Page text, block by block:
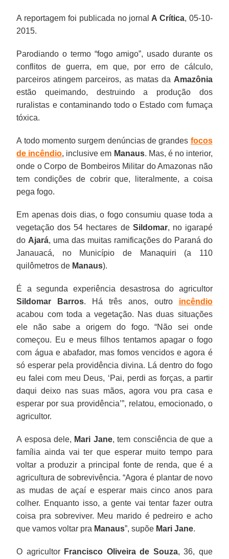
A reportagem foi publicada no jornal A Crítica, 05-10-
2015.
Parodiando o termo “fogo amigo”, usado durante os
conflitos de guerra, em que, por erro de cálculo,
parceiros atingem parceiros, as matas da Amazônia
estão queimando, destruindo a produção dos
ruralistas e contaminando todo o Estado com fumaça
tóxica.
A todo momento surgem denúncias de grandes focos
de incêndio, inclusive em Manaus. Mas, é no interior,
onde o Corpo de Bombeiros Militar do Amazonas não
tem condições de cobrir que, literalmente, a coisa
pega fogo.
Em apenas dois dias, o fogo consumiu quase toda a
vegetação dos 54 hectares de Sildomar, no igarapé
do Ajará, uma das muitas ramificações do Paraná do
Janauacá, no Município de Manaquiri (a 110
quilômetros de Manaus).
É a segunda experiência desastrosa do agricultor
Sildomar Barros. Há três anos, outro incêndio
acabou com toda a vegetação. Nas duas situações
ele não sabe a origem do fogo. “Não sei onde
começou. Eu e meus filhos tentamos apagar o fogo
com água e abafador, mas fomos vencidos e agora é
só esperar pela providência divina. Lá dentro do fogo
eu falei com meu Deus, ‘Pai, perdi as forças, a partir
daqui deixo nas suas mãos, agora vou pra casa e
esperar por sua providência’”, relatou, emocionado, o
agricultor.
A esposa dele, Mari Jane, tem consciência de que a
família ainda vai ter que esperar muito tempo para
voltar a produzir a principal fonte de renda, que é a
agricultura de sobrevivência. “Agora é plantar de novo
as mudas de açaí e esperar mais cinco anos para
colher. Enquanto isso, a gente vai tentar fazer outra
coisa pra sobreviver. Meu marido é pedreiro e acho
que vamos voltar pra Manaus”, supõe Mari Jane.
O agricultor Francisco Oliveira de Souza, 36, que